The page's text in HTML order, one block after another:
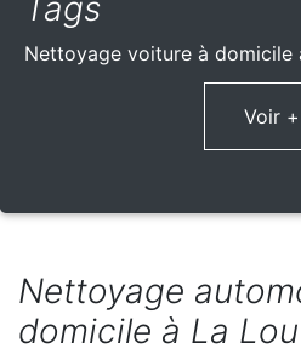
Tags
Nettoyage voiture à domicile
Voir +
Nettoyage
domicile à La